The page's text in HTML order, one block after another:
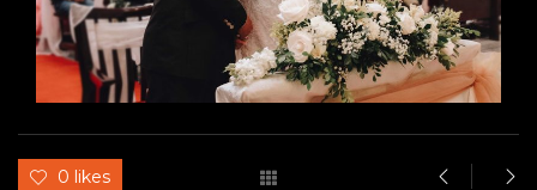
0 likes